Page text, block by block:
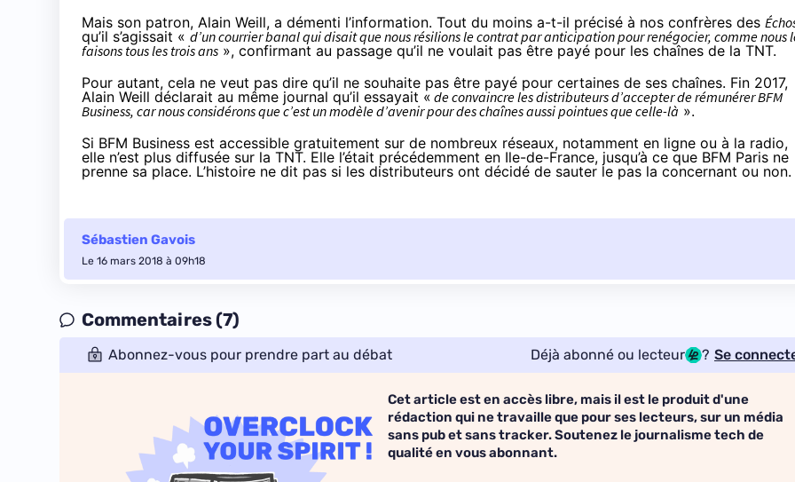
Mais son patron, Alain Weill, a démenti l’information. Tout du moins a-t-il précisé à nos confrères des
qu’il s’agissait « d’un courrier banal qui disait que nous résilions le contrat par anticipation pour renégocier, comme nous
faisons tous les trois ans », confirmant au passage qu’il ne voulait pas être payé pour les chaînes de la TNT.
Pour autant, cela ne veut pas dire qu’il ne souhaite pas être payé pour certaines de ses chaînes. Fin 2017,
Alain Weill déclarait au même journal qu’il essayait « de convaincre les distributeurs d’accepter de rémunérer BFM
Business, car nous considérons que c’est un modèle d’avenir pour des chaînes aussi pointues que celle-là ».
Si BFM Business est accessible gratuitement sur de nombreux réseaux, notamment en ligne ou à la radio,
elle n’est plus diffusée sur la TNT. Elle l’était précédemment en Ile-de-France, jusqu’à ce que BFM Paris ne
prenne sa place. L’histoire ne dit pas si les distributeurs ont décidé de sauter le pas la concernant ou non.
Sébastien Gavois
Le 16 mars 2018 à 09h18
Commentaires (7)
Abonnez-vous pour prendre part au débat Déjà abonné ou lecteur ? Se
Cet article est en accès libre, mais il est le produit d'une
rédaction qui ne travaille que pour ses lecteurs, sur un média
sans pub et sans tracker. Soutenez le journalisme tech de
qualité en vous abonnant.